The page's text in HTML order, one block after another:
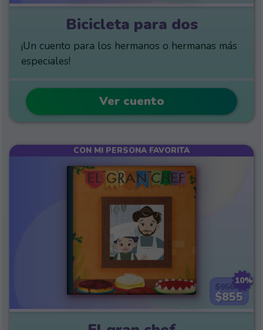
Bicicleta para dos
¡Un cuento para los hermanos o hermanas más
especiales!
Ver cuento
10%
$950
$855
CON MI PERSONA FAVORITA